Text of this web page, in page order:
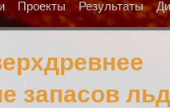
Проекты Результаты
запасов